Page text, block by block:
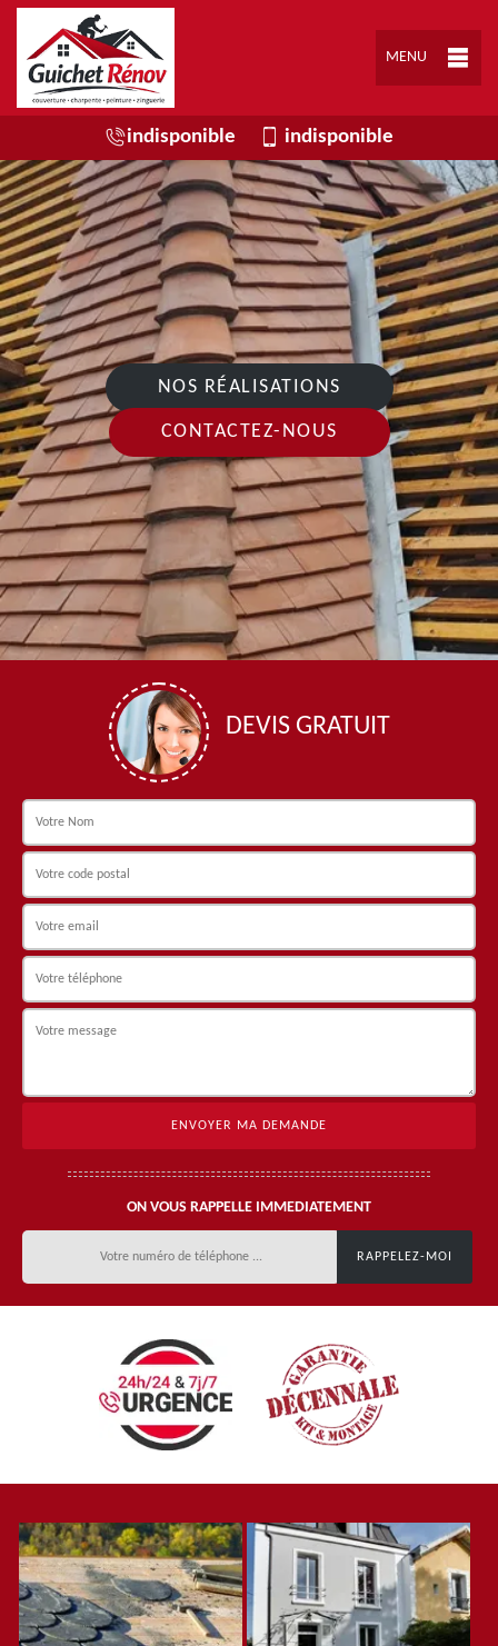
MENU
indisponible indisponible
NOS RÉALISATIONS
CONTACTEZ-NOUS
DEVIS GRATUIT
ON VOUS RAPPELLE IMMEDIATEMENT